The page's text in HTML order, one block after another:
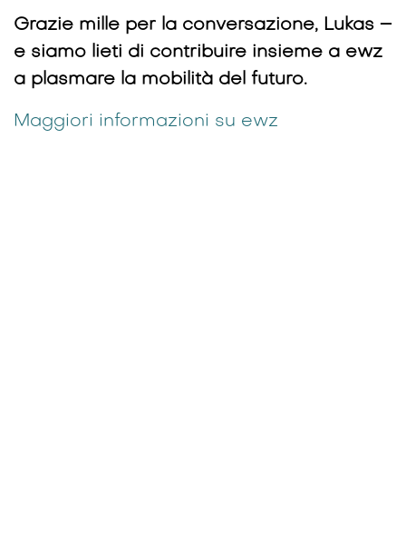
Grazie mille per la conversazione, Lukas –
e siamo lieti di contribuire insieme a ewz
a plasmare la mobilità del futuro. ​
Maggiori informazioni su ewz